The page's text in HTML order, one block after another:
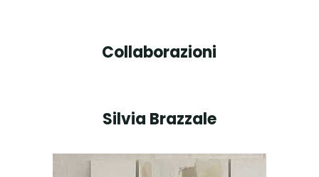
Collaborazioni
Silvia Brazzale